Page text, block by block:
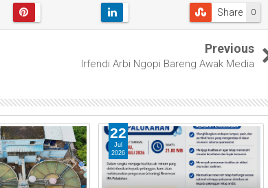
0
Share
Previous
Irfendi Arbi Ngopi Bareng Awak Media
22
Jul
2026